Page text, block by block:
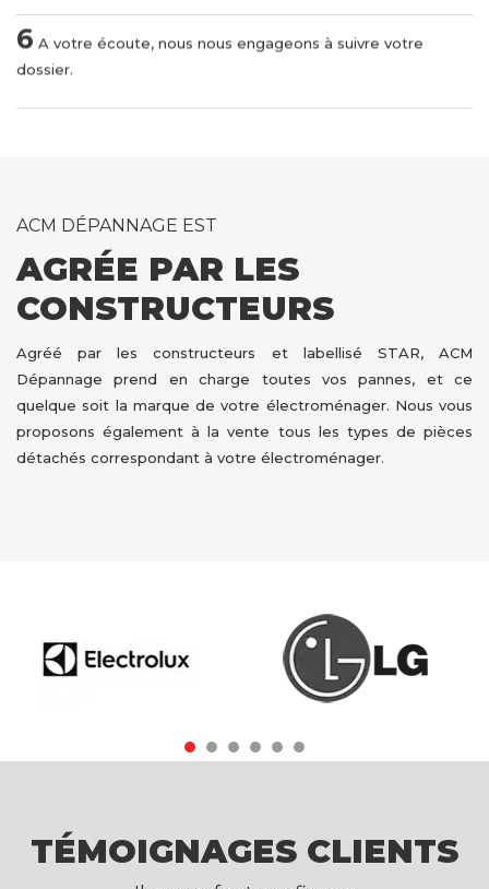
6 A votre écoute, nous nous engageons à suivre votre
dossier.
ACM DÉPANNAGE EST
AGRÉE PAR LES
CONSTRUCTEURS
Agréé par les constructeurs et labellisé STAR, ACM
Dépannage prend en charge toutes vos pannes, et ce
quelque soit la marque de votre électroménager. Nous vous
proposons également à la vente tous les types de pièces
détachés correspondant à votre électroménager.
TÉMOIGNAGES CLIENTS